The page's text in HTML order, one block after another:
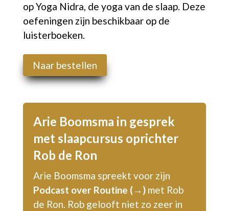
op Yoga Nidra, de yoga van de slaap. Deze
oefeningen zijn beschikbaar op de
luisterboeken.
Naar bestellen
Arie Boomsma in gesprek
met slaapcursus oprichter
Rob de Ron
Arie Boomsma spreekt voor zijn
Podcast over Routine (→) met Rob
de Ron. Rob gelooft niet zo zeer in